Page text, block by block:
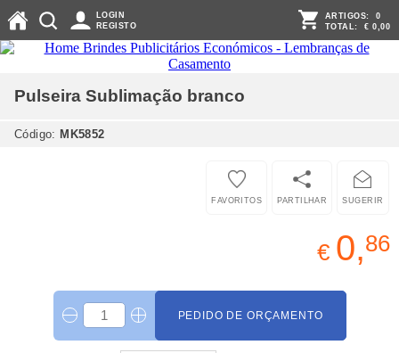
LOGIN
REGISTO
ARTIGOS: 0
TOTAL: € 0,00
Pulseira Sublimação branco
Código: MK5852
SUGERIR
PARTILHAR
FAVORITOS
€ 0,86
PEDIDO DE ORÇAMENTO